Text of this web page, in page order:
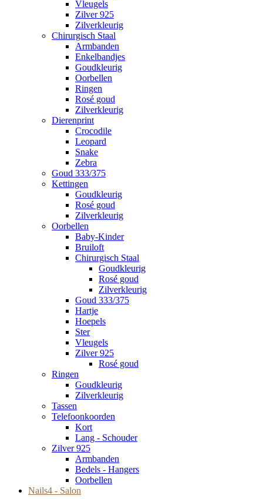
Vleugels
Zilver 925
Zilverkleurig
Chirurgisch Staal
Armbanden
Enkelbandjes
Goudkleurig
Oorbellen
Ringen
Rosé goud
Zilverkleurig
Dierenprint
Crocodile
Leopard
Snake
Zebra
Goud 333/375
Kettingen
Goudkleurig
Rosé goud
Zilverkleurig
Oorbellen
Baby-Kinder
Bruiloft
Chirurgisch Staal
Goudkleurig
Rosé goud
Zilverkleurig
Goud 333/375
Hartje
Hoepels
Ster
Vleugels
Zilver 925
Rosé goud
Ringen
Goudkleurig
Zilverkleurig
Tassen
Telefoonkoorden
Kort
Lang - Schouder
Zilver 925
Armbanden
Bedels - Hangers
Oorbellen
Nails4 - Salon